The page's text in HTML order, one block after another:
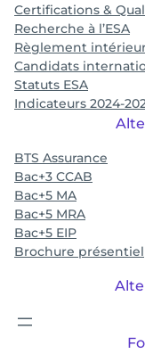
Certifications &
Recherche à l’ESA
Règlement
Candidats
Statuts ESA
Indicateurs 2024-
BTS Assurance
Bac+3 CCAB
Bac+5 MA
Bac+5 MRA
Bac+5 EIP
Brochure présentiel